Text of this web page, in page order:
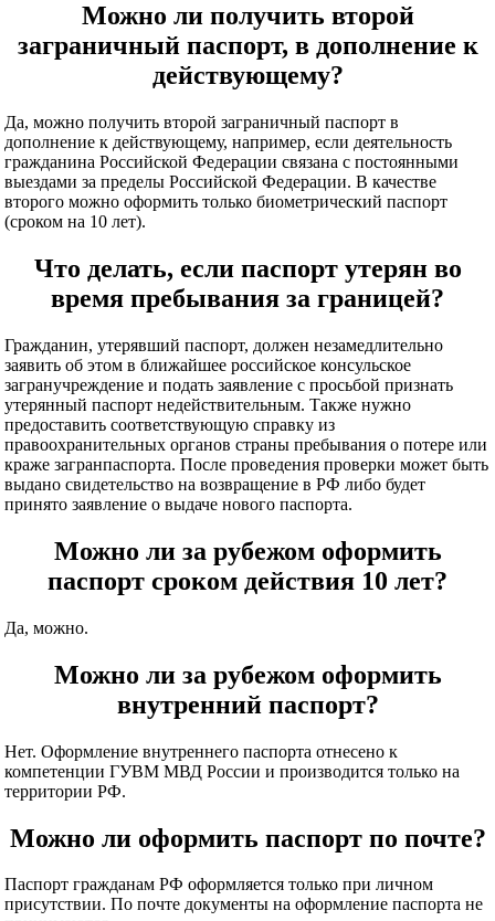
Можно ли получить второй
заграничный паспорт, в дополнение к
действующему?
Да, можно получить второй заграничный паспорт в
дополнение к действующему, например, если деятельность
гражданина Российской Федерации связана с постоянными
выездами за пределы Российской Федерации. В качестве
второго можно оформить только биометрический паспорт
(сроком на 10 лет).
Что делать, если паспорт утерян во
время пребывания за границей?
Гражданин, утерявший паспорт, должен незамедлительно
заявить об этом в ближайшее российское консульское
загранучреждение и подать заявление с просьбой признать
утерянный паспорт недействительным. Также нужно
предоставить соответствующую справку из
правоохранительных органов страны пребывания о потере или
краже загранпаспорта. После проведения проверки может быть
выдано свидетельство на возвращение в РФ либо будет
принято заявление о выдаче нового паспорта.
Можно ли за рубежом оформить
паспорт сроком действия 10 лет?
Да, можно.
Можно ли за рубежом оформить
внутренний паспорт?
Нет. Оформление внутреннего паспорта отнесено к
компетенции ГУВМ МВД России и производится только на
территории РФ.
Можно ли оформить паспорт по почте?
Паспорт гражданам РФ оформляется только при личном
присутствии. По почте документы на оформление паспорта не